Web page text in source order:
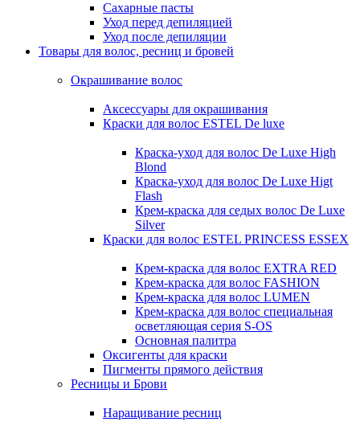
Сахарные пасты
Уход перед депиляцией
Уход после депиляции
Товары для волос, ресниц и бровей
Окрашивание волос
Аксессуары для окрашивания
Краски для волос ESTEL De luxe
Краска-уход для волос De Luxe High
Blond
Краска-уход для волос De Luxe Higt
Flash
Крем-краска для седых волос De Luxe
Silver
Краски для волос ESTEL PRINCESS ESSEX
Крем-краска для волос EXTRA RED
Крем-краска для волос FASHION
Крем-краска для волос LUMEN
Крем-краска для волос специальная
осветляющая серия S-OS
Основная палитра
Оксигенты для краски
Пигменты прямого действия
Ресницы и Брови
Наращивание ресниц